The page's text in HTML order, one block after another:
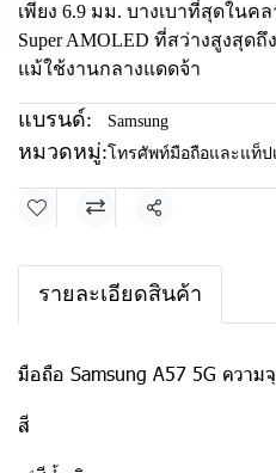
เพียง 6.9 มม. บางเบาที่สุดในค
Super AMOLED ที่สว่างสูงสุด
แม้ใช้งานกลางแดดจ้า
แบรนด์: Samsung
หมวดหมู่: โทรศัพท์มือถือและแท็ป
แชร์
รายละเอียดสินค้า
มือถือ Samsung A57 5G ควา
สี